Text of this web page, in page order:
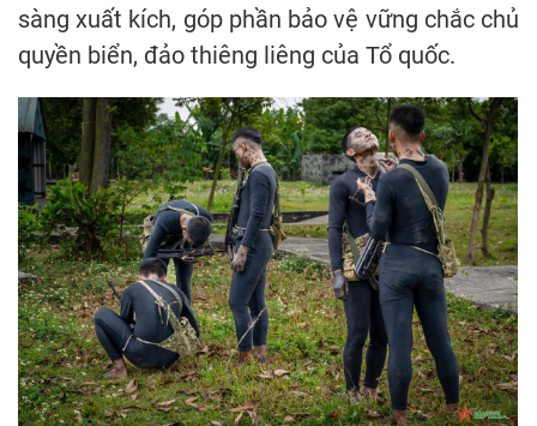
sàng xuất kích, góp phần bảo vệ vững chắc chủ
quyền biển, đảo thiêng liêng của Tổ quốc.